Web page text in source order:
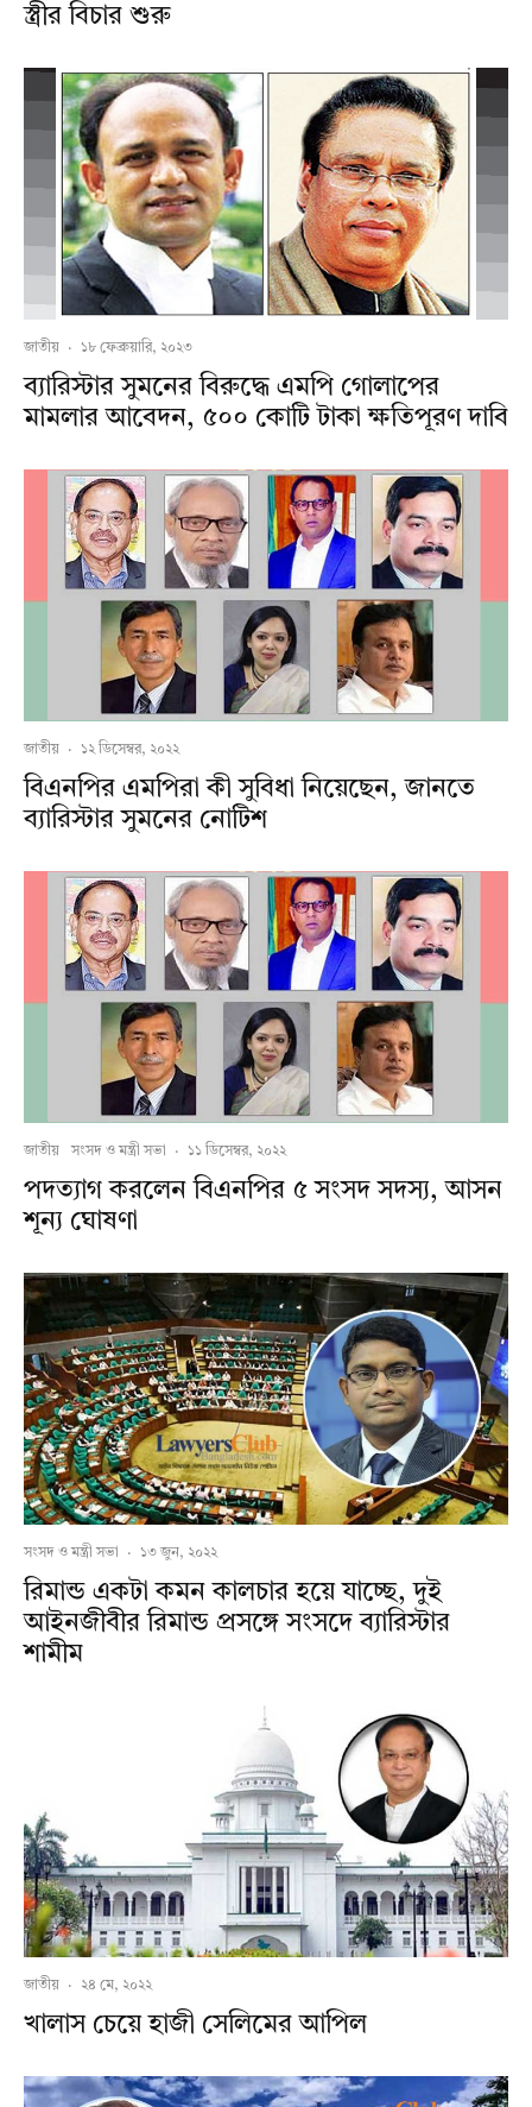
স্ত্রীর বিচার শুরু
জাতীয় · ১৮ ফেব্রুয়ারি, ২০২৩
ব্যারিস্টার সুমনের বিরুদ্ধে এমপি গোলাপের
মামলার আবেদন, ৫০০ কোটি টাকা ক্ষতিপূরণ দাবি
জাতীয় · ১২ ডিসেম্বর, ২০২২
বিএনপির এমপিরা কী সুবিধা নিয়েছেন, জানতে
ব্যারিস্টার সুমনের নোটিশ
জাতীয় সংসদ ও মন্ত্রী সভা · ১১ ডিসেম্বর, ২০২২
পদত্যাগ করলেন বিএনপির ৫ সংসদ সদস্য, আসন
শূন্য ঘোষণা
সংসদ ও মন্ত্রী সভা · ১৩ জুন, ২০২২
রিমান্ড একটা কমন কালচার হয়ে যাচ্ছে, দুই
আইনজীবীর রিমান্ড প্রসঙ্গে সংসদে ব্যারিস্টার
শামীম
জাতীয় · ২৪ মে, ২০২২
খালাস চেয়ে হাজী সেলিমের আপিল